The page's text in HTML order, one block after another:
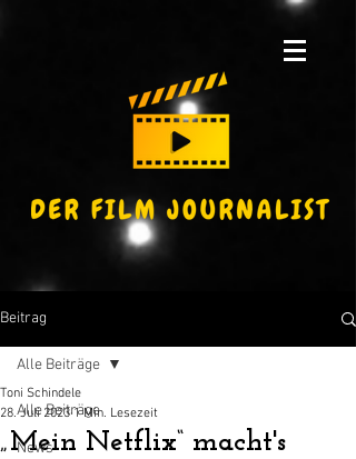
Beitrag
Alle Beiträge
News
Alle Beiträge
„Mein Netflix“ macht's
Toni Schindele
28. Juli 2023 1 Min. Lesezeit